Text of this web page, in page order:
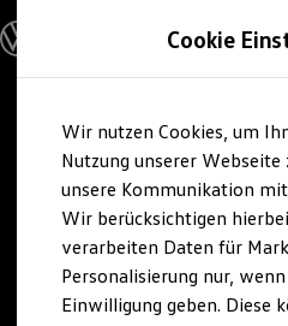
Hauptinhalt
springen
Footer
springen
Modelle & Konfigurator
Modelle konfigurieren
Vorgängermodelle
Oldtimer
Bulli Historie
Branchenlösungen &
Umbaulösungen und
Auf- und Umbauten
Groß- und
Großkunden
Cookie
Wir nutzen Cookies, um
Nutzung unserer Webseite
unsere Kommunikation
Wir berücksichtigen
verarbeiten Daten für
Personalisierung nur,
Einwilligung geben. Diese